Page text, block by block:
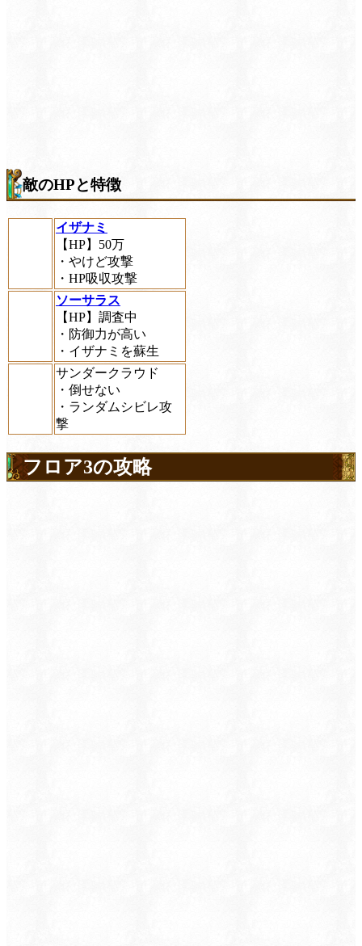
敵のHPと特徴
イザナミ
【HP】50万
・やけど攻撃
・HP吸収攻撃
ソーサラス
【HP】調査中
・防御力が高い
・イザナミを蘇生
サンダークラウド
・倒せない
・ランダムシビレ攻
撃
フロア3の攻略